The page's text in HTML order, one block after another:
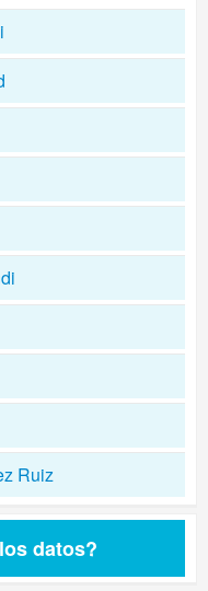
Ruiz
datos?